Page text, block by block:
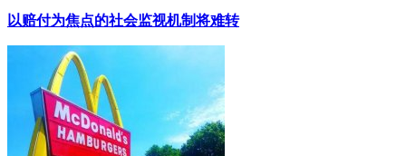
以赔付为焦点的社会监视机制将难转